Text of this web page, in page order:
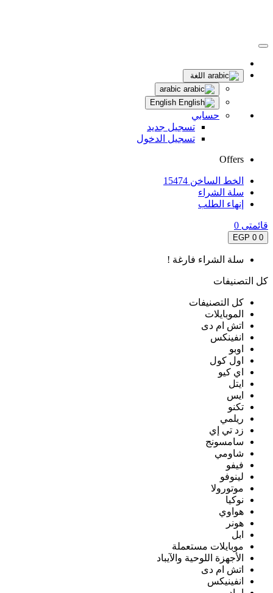
اللغة
حسابي
تسجيل جديد
تسجيل الدخول
Offers
الخط الساخن 15474
سلة الشراء
إنهاء الطلب
قائمتى 0
0
0 EGP
سلة الشراء فارغة !
كل التصنيفات
كل التصنيفات
الموبايلات
اتش ام دى
انفينكس
اوبو
اول كول
اي كيو
ايتل
ايس
تكنو
ريلمي
زد تي إي
سامسونج
شاومي
فيفو
لينوفو
موتورولا
نوكيا
هواوي
هونر
ابل
موبايلات مستعملة
الأجهزة اللوحية والآيباد
اتش ام دى
انفينيكس